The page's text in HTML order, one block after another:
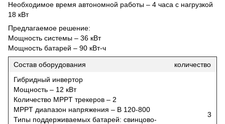
Необходимое время автономной работы – 4 часа с нагрузкой
18 кВт
Предлагаемое решение:
Мощность системы – 36 кВт
Мощность батарей – 90 кВт-ч
Состав оборудования
количество
Гибридный инвертор
Мощность – 12 кВт
Количество MPPT трекеров – 2
MPPT диапазон напряжения – B 120-800
Типы поддерживаемых батарей: свинцово-
3